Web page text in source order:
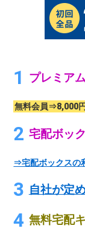
プレミア
無料会員⇒8,000
宅配ボッ
⇒宅配ボックスの
自社が定
無料宅配